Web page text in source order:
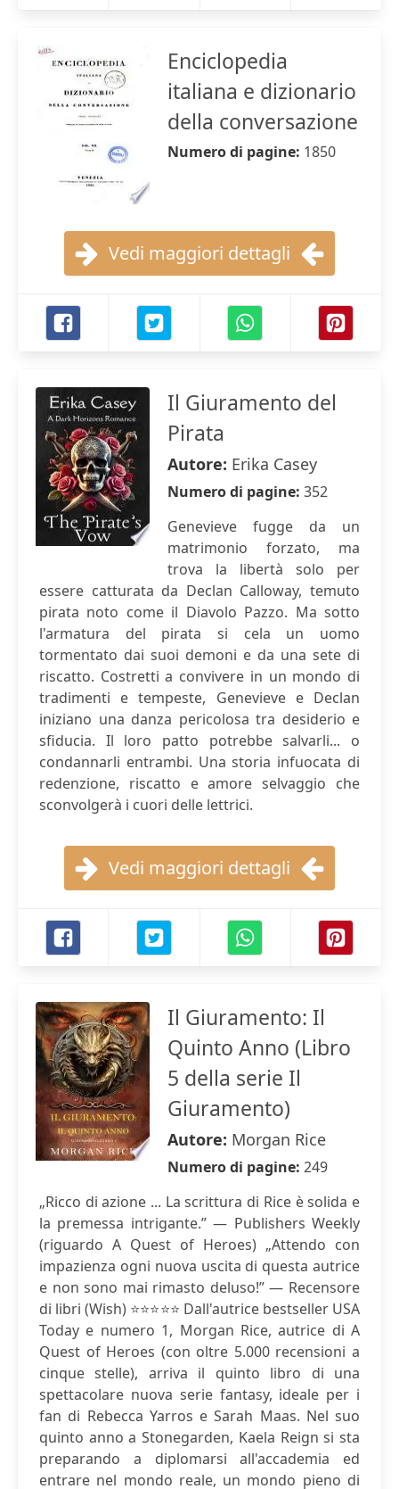
Enciclopedia
italiana e dizionario
della conversazione
Numero di pagine: 1850
Vedi maggiori dettagli
Il Giuramento del
Pirata
Autore: Erika Casey
Numero di pagine: 352
Genevieve fugge da un
matrimonio forzato, ma
trova la libertà solo per
essere catturata da Declan Calloway, temuto
pirata noto come il Diavolo Pazzo. Ma sotto
l'armatura del pirata si cela un uomo
tormentato dai suoi demoni e da una sete di
riscatto. Costretti a convivere in un mondo di
tradimenti e tempeste, Genevieve e Declan
iniziano una danza pericolosa tra desiderio e
sfiducia. Il loro patto potrebbe salvarli... o
condannarli entrambi. Una storia infuocata di
redenzione, riscatto e amore selvaggio che
sconvolgerà i cuori delle lettrici.
Vedi maggiori dettagli
Il Giuramento: Il
Quinto Anno (Libro
5 della serie Il
Giuramento)
Autore: Morgan Rice
Numero di pagine: 249
„Ricco di azione ... La scrittura di Rice è solida e
la premessa intrigante.” — Publishers Weekly
(riguardo A Quest of Heroes) „Attendo con
impazienza ogni nuova uscita di questa autrice
e non sono mai rimasto deluso!” — Recensore
di libri (Wish) ⭐⭐⭐⭐⭐ Dall'autrice bestseller USA
Today e numero 1, Morgan Rice, autrice di A
Quest of Heroes (con oltre 5.000 recensioni a
cinque stelle), arriva il quinto libro di una
spettacolare nuova serie fantasy, ideale per i
fan di Rebecca Yarros e Sarah Maas. Nel suo
quinto anno a Stonegarden, Kaela Reign si sta
preparando a diplomarsi all'accademia ed
entrare nel mondo reale, un mondo pieno di